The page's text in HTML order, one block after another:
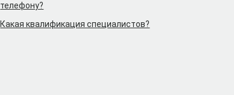
телефону?
Какая квалификация специалистов?